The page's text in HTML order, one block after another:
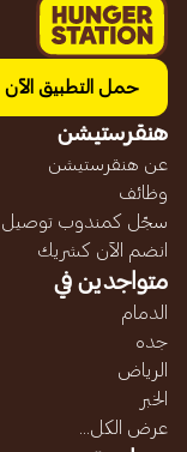
حمل التطبيق الآن
هنقرستيشن
عن هنقرستيشن
وظائف
سجّل كمندوب توصيل
انضم الآن كشريك
متواجدين في
الدمام
جده
الرياض
الخبر
عرض الكل...